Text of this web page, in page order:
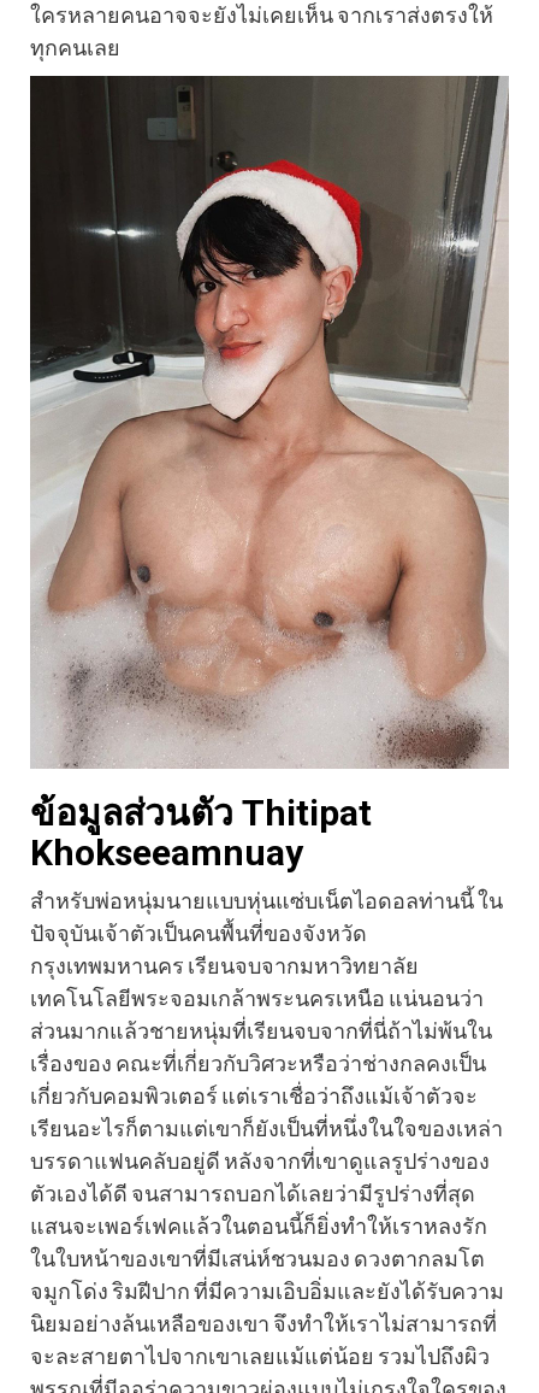
ใครหลายคนอาจจะยังไม่เคยเห็น จากเราส่งตรงให้
ทุกคนเลย
ข้อมูลส่วนตัว Thitipat
Khokseeamnuay
สำหรับพ่อหนุ่มนายแบบหุ่นแซ่บเน็ตไอดอลท่านนี้ ใน
ปัจจุบันเจ้าตัวเป็นคนพื้นที่ของจังหวัด
กรุงเทพมหานคร เรียนจบจากมหาวิทยาลัย
เทคโนโลยีพระจอมเกล้าพระนครเหนือ แน่นอนว่า
ส่วนมากแล้วชายหนุ่มที่เรียนจบจากที่นี่ถ้าไม่พ้นใน
เรื่องของ คณะที่เกี่ยวกับวิศวะหรือว่าช่างกลคงเป็น
เกี่ยวกับคอมพิวเตอร์ แต่เราเชื่อว่าถึงแม้เจ้าตัวจะ
เรียนอะไรก็ตามแต่เขาก็ยังเป็นที่หนึ่งในใจของเหล่า
บรรดาแฟนคลับอยู่ดี หลังจากที่เขาดูแลรูปร่างของ
ตัวเองได้ดี จนสามารถบอกได้เลยว่ามีรูปร่างที่สุด
แสนจะเพอร์เฟคแล้วในตอนนี้ก็ยิ่งทำให้เราหลงรัก
ในใบหน้าของเขาที่มีเสน่ห์ชวนมอง ดวงตากลมโต
จมูกโด่ง ริมฝีปาก ที่มีความเอิบอิ่มและยังได้รับความ
นิยมอย่างล้นเหลือของเขา จึงทำให้เราไม่สามารถที่
จะละสายตาไปจากเขาเลยแม้แต่น้อย รวมไปถึงผิว